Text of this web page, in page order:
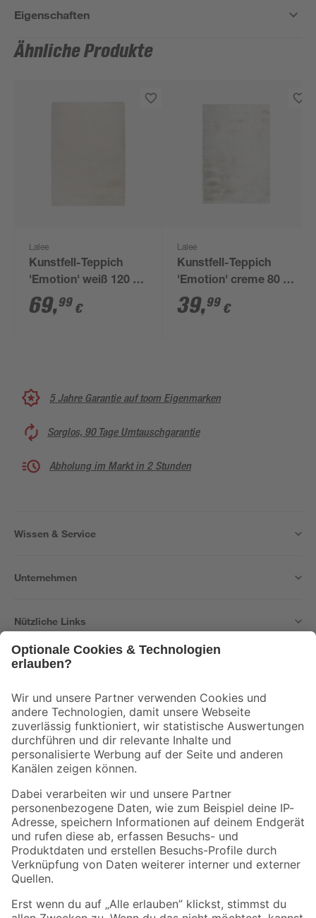
Eigenschaften
Ähnliche Produkte
Lalee
Kunstfell-Teppich
'Emotion' weiß 120 x
170 cm
69,99 €
Lalee
Kunstfell-Teppich
'Emotion' creme 80 x
150 cm
39,99 €
5 Jahre Garantie auf toom Eigenmarken
Sorglos, 90 Tage Umtauschgarantie
Abholung im Markt in 2 Stunden
Wissen & Service
Unternehmen
Nützliche Links
Der toom Newsletter: Keine Angebote und Aktionen mehr verpassen!
Zur Newsletter Anmeldung
Folge uns
Zahlungsarten Versandarten
Sicher einkaufen